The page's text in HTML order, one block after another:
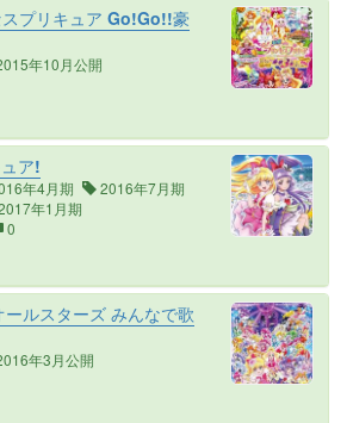
プリキュア Go!Go!!豪
年10月公開
ア!
年4月期
2016年7月期
年1月期
0
ルスターズ みんなで歌
年3月公開